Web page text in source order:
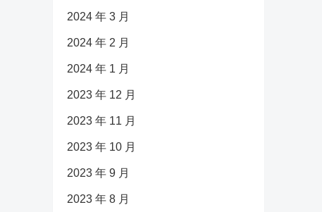
2024 年 3 月
2024 年 2 月
2024 年 1 月
2023 年 12 月
2023 年 11 月
2023 年 10 月
2023 年 9 月
2023 年 8 月